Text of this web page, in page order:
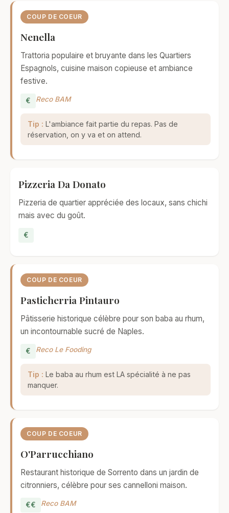
COUP DE COEUR
Nenella
Trattoria populaire et bruyante dans les Quartiers
Espagnols, cuisine maison copieuse et ambiance
festive.
€ Reco BAM
Tip : L'ambiance fait partie du repas. Pas de
réservation, on y va et on attend.
Pizzeria Da Donato
Pizzeria de quartier appréciée des locaux, sans chichi
mais avec du goût.
€
COUP DE COEUR
Pasticherria Pintauro
Pâtisserie historique célèbre pour son baba au rhum,
un incontournable sucré de Naples.
€ Reco Le Fooding
Tip : Le baba au rhum est LA spécialité à ne pas
manquer.
COUP DE COEUR
O'Parrucchiano
Restaurant historique de Sorrento dans un jardin de
citronniers, célèbre pour ses cannelloni maison.
€€ Reco BAM